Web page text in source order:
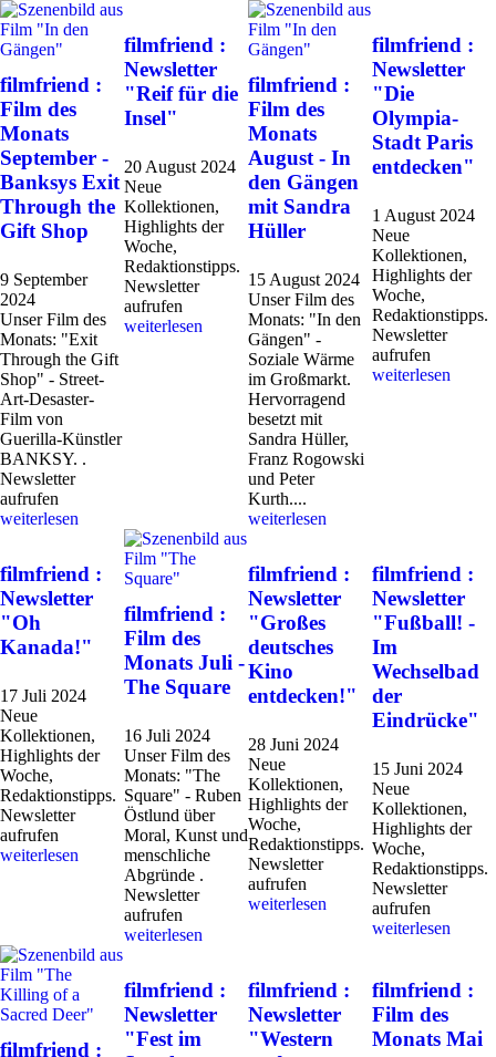
filmfriend :
Film des
Monats
September -
Banksys Exit
Through the
Gift Shop
9 September
2024
Unser Film des
Monats: "Exit
Through the Gift
Shop" - Street-
Art-Desaster-
Film von
Guerilla-Künstler
BANKSY. .
Newsletter
aufrufen
weiterlesen
filmfriend :
Newsletter
"Reif für die
Insel"
20 August 2024
Neue
Kollektionen,
Highlights der
Woche,
Redaktionstipps.
Newsletter
aufrufen
weiterlesen
filmfriend :
Film des
Monats
August - In
den Gängen
mit Sandra
Hüller
15 August 2024
Unser Film des
Monats: "In den
Gängen" -
Soziale Wärme
im Großmarkt.
Hervorragend
besetzt mit
Sandra Hüller,
Franz Rogowski
und Peter
Kurth....
weiterlesen
filmfriend :
Newsletter
"Die
Olympia-
Stadt Paris
entdecken"
1 August 2024
Neue
Kollektionen,
Highlights der
Woche,
Redaktionstipps.
Newsletter
aufrufen
weiterlesen
filmfriend :
Newsletter
"Oh
Kanada!"
17 Juli 2024
Neue
Kollektionen,
Highlights der
Woche,
Redaktionstipps.
Newsletter
aufrufen
weiterlesen
filmfriend :
Film des
Monats Juli -
The Square
16 Juli 2024
Unser Film des
Monats: "The
Square" - Ruben
Östlund über
Moral, Kunst und
menschliche
Abgründe .
Newsletter
aufrufen
weiterlesen
filmfriend :
Newsletter
"Großes
deutsches
Kino
entdecken!"
28 Juni 2024
Neue
Kollektionen,
Highlights der
Woche,
Redaktionstipps.
Newsletter
aufrufen
weiterlesen
filmfriend :
Newsletter
"Fußball! -
Im
Wechselbad
der
Eindrücke"
15 Juni 2024
Neue
Kollektionen,
Highlights der
Woche,
Redaktionstipps.
Newsletter
aufrufen
weiterlesen
filmfriend :
filmfriend :
Newsletter
"Fest im
filmfriend :
Newsletter
"Western
filmfriend :
Film des
Monats Mai